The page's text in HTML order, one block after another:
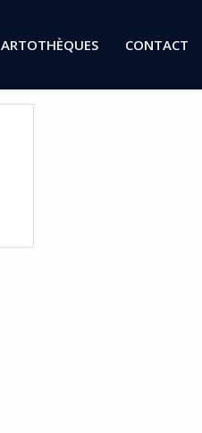
ARTOTHÈQUES CONTACT